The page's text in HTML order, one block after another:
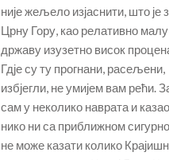
није жељело изјаснити, што је
Црну Гору, као релативно малу
државу изузетно висок
Гдје су ту прогнани, расељени,
избјегли, не умијем вам рећи.
сам у неколико наврата и
нико ни са приближном
не може казати колико